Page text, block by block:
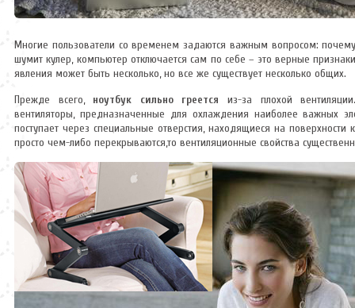
Многие пользователи со временем задаются важным вопросом:
шумит кулер, компьютер отключается сам по себе – это верные
явления может быть несколько, но все же существует несколько общих.
Прежде всего, ноутбук сильно греется из-за плохой вентиляции
вентиляторы, предназначенные для охлаждения наиболее важных
поступает через специальные отверстия, находящиеся на
просто чем-либо перекрываются,то вентиляционные свойства